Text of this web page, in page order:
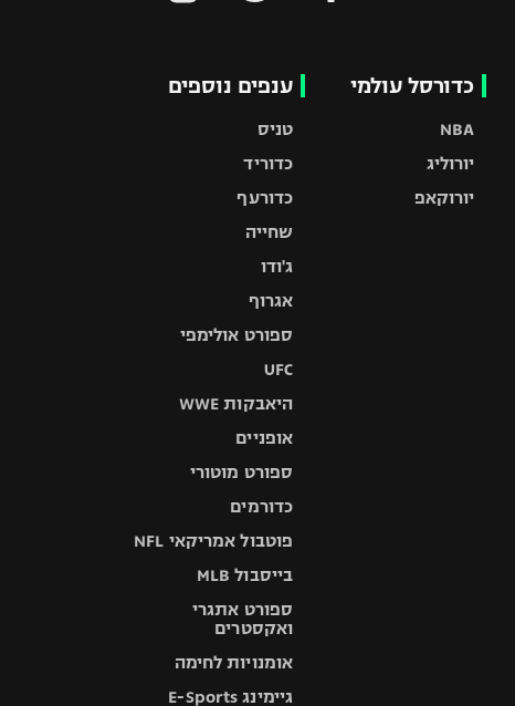
כדורסל עולמי
NBA
יורוליג
יורוקאפ
ענפים נוספים
טניס
כדוריד
כדורעף
שחייה
ג'ודו
אגרוף
ספורט אולימפי
UFC
היאבקות WWE
אופניים
ספורט מוטורי
כדורמים
פוטבול אמריקאי NFL
בייסבול MLB
ספורט אתגרי
ואקסטרים
אומנויות לחימה
גיימינג E-Sports